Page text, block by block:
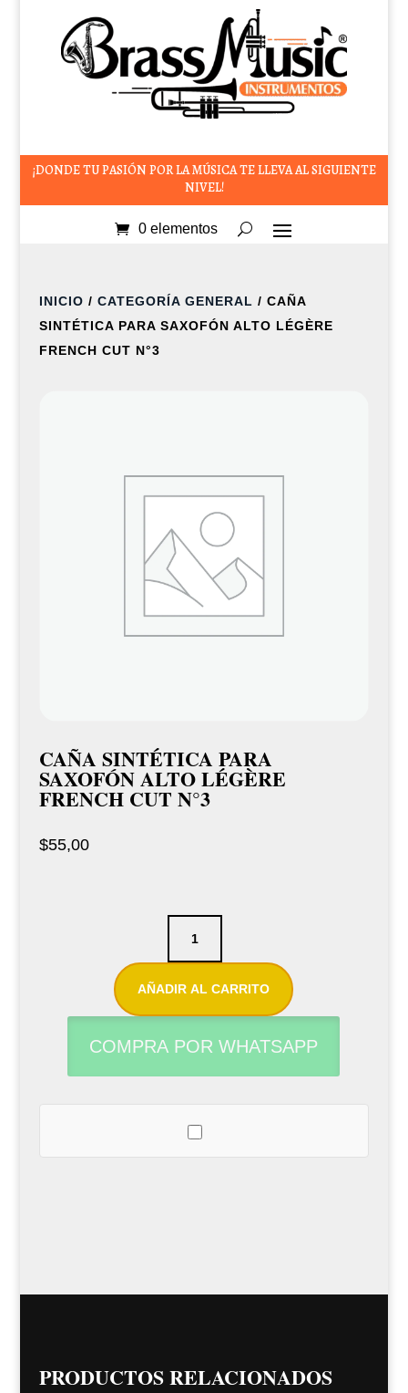
¡DONDE TU PASIÓN POR LA MÚSICA TE LLEVA AL SIGUIENTE
NIVEL!
0 elementos
INICIO / CATEGORÍA GENERAL / CAÑA
SINTÉTICA PARA SAXOFÓN ALTO LÉGÈRE
FRENCH CUT N°3
CAÑA SINTÉTICA PARA
SAXOFÓN ALTO LÉGÈRE
FRENCH CUT N°3
$55,00
Légère
French
N°3
AÑADIR AL CARRITO
COMPRA POR WHATSAPP
PRODUCTOS RELACIONADOS